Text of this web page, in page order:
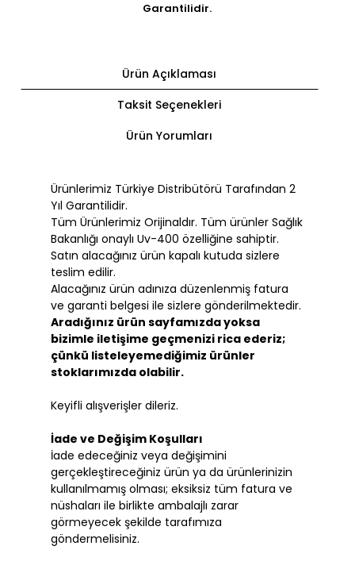
Garantilidir.
Ürün Açıklaması
Taksit Seçenekleri
Ürün Yorumları
Ürünlerimiz Türkiye Distribütörü Tarafından 2
Yıl Garantilidir.
Tüm Ürünlerimiz Orijinaldır. Tüm ürünler Sağlık
Bakanlığı onaylı Uv-400 özelliğine sahiptir.
Satın alacağınız ürün kapalı kutuda sizlere
teslim edilir.
Alacağınız ürün adınıza düzenlenmiş fatura
ve garanti belgesi ile sizlere gönderilmektedir.
Aradığınız ürün sayfamızda yoksa
bizimle iletişime geçmenizi rica ederiz;
çünkü listeleyemediğimiz ürünler
stoklarımızda olabilir.
Keyifli alışverişler dileriz.
İade ve Değişim Koşulları
İade edeceğiniz veya değişimini
gerçekleştireceğiniz ürün ya da ürünlerinizin
kullanılmamış olması; eksiksiz tüm fatura ve
nüshaları ile birlikte ambalajlı zarar
görmeyecek şekilde tarafımıza
göndermelisiniz.